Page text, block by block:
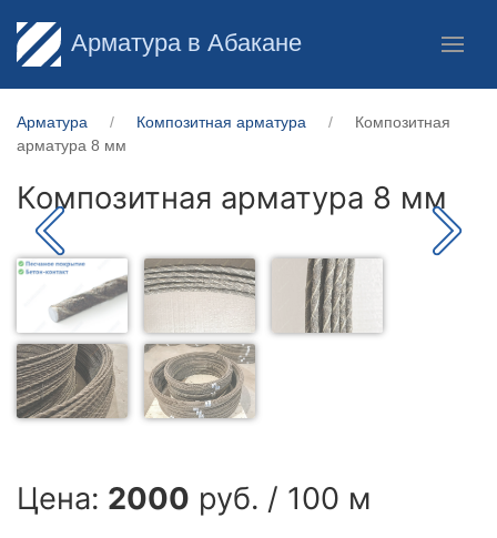
Арматура в Абакане
Арматура Композитная арматура
Композитная
арматура 8 мм
Композитная арматура 8 мм
Цена: 2000 руб. / 100 м